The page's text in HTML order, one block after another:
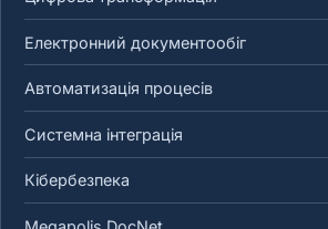
Електронний документообіг
Автоматизація процесів
Системна інтеграція
Кібербезпека